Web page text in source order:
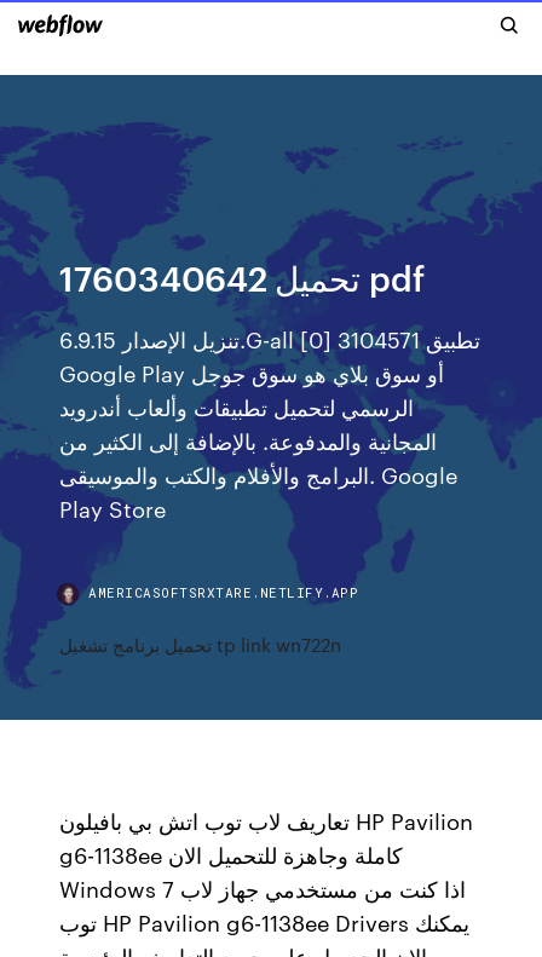
1760340642 تحميل pdf
تنزيل الإصدار 6.9.15.G-all [0] 3104571 تطبيق
Google Play أو سوق بلاي هو سوق جوجل
الرسمي لتحميل تطبيقات وألعاب أندرويد
المجانية والمدفوعة. بالإضافة إلى الكثير من
البرامج والأفلام والكتب والموسيقى. Google
Play Store
AMERICASOFTSRXTARE.NETLIFY.APP
تحميل برنامج تشغيل tp link wn722n
تعاريف لاب توب اتش بي بافيلون HP Pavilion
g6-1138ee كاملة وجاهزة للتحميل الان
Windows 7 اذا كنت من مستخدمي جهاز لاب
توب HP Pavilion g6-1138ee Drivers يمكنك